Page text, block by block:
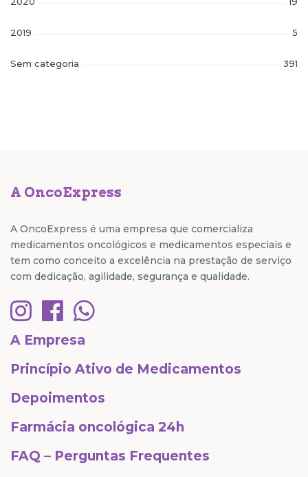
2019 5
Sem categoria 391
A OncoExpress
A OncoExpress é uma empresa que comercializa
medicamentos oncológicos e medicamentos especiais e
tem como conceito a excelência na prestação de serviço
com dedicação, agilidade, segurança e qualidade.
A Empresa
Princípio Ativo de Medicamentos
Depoimentos
Farmácia oncológica 24h
FAQ – Perguntas Frequentes